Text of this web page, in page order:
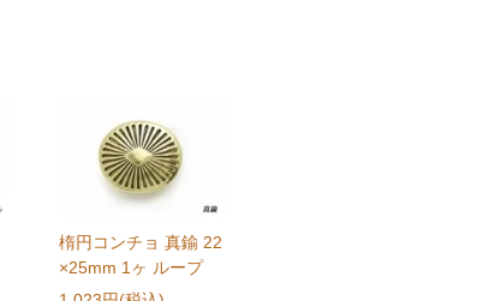
楕円コンチョ 真鍮 22
×25mm 1ヶ ループ